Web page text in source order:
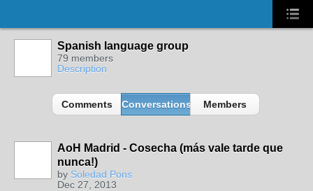
Spanish language group
79 members
Description
Comments Conversations Members
AoH Madrid - Cosecha (más vale tarde que
nunca!)
by Soledad Pons
Dec 27, 2013